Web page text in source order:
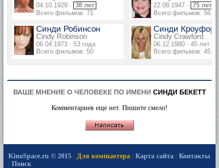
04.10.1929 · 38 лет
Всего фильмов: 71
22.08.1947 · 75 лет
Всего фильмов: 56
Синди Робинсон
Cindy Robinson
06.04.1973 · 53 года
Всего фильмов: 50
Синди Кроуфорд
Cindy Crawford
06.12.1980 · 45 лет
Всего фильмов: 45
ВАШЕ МНЕНИЕ О ЧЕЛОВЕКЕ ПО ИМЕНИ СИНДИ БЕКЕТТ
Комментариев еще нет. Пишите смело!
KinoSpace.ru © 2015 Для компьютера Карта сайта
Контакты
Поиск